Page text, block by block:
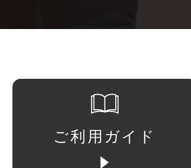
ご利用ガイド